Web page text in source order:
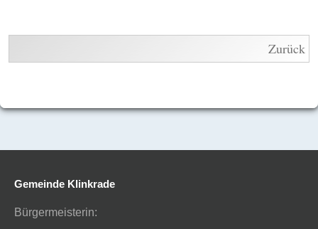
Zurück
Gemeinde Klinkrade
Bürgermeisterin: